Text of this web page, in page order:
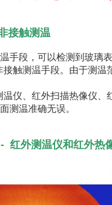
接触测温
手段，可以检测到玻璃
接触测温手段。由于测
温仪、红外扫描热像仪
测温准确无误。
- 红外测温仪和红外热